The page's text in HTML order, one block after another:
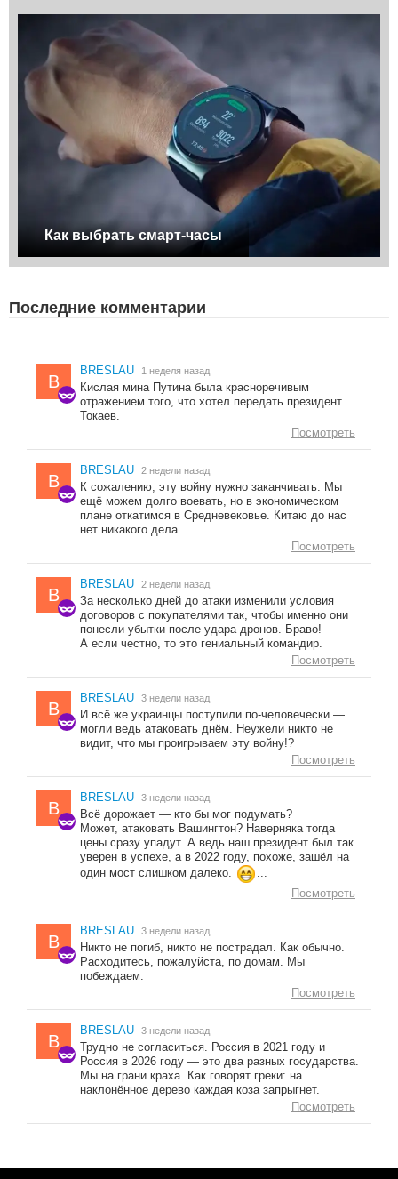
Как выбрать смарт-часы
Последние комментарии
B
BRESLAU 1 неделя назад
Кислая мина Путина была красноречивым
отражением того, что хотел передать президент
Токаев.
Посмотреть
B
BRESLAU 2 недели назад
К сожалению, эту войну нужно заканчивать. Мы
ещё можем долго воевать, но в экономическом
плане откатимся в Средневековье. Китаю до нас
нет никакого дела.
Посмотреть
B
BRESLAU 2 недели назад
За несколько дней до атаки изменили условия
договоров с покупателями так, чтобы именно они
понесли убытки после удара дронов. Браво!
А если честно, то это гениальный командир.
Посмотреть
B
BRESLAU 3 недели назад
И всё же украинцы поступили по-человечески —
могли ведь атаковать днём. Неужели никто не
видит, что мы проигрываем эту войну!?
Посмотреть
B
BRESLAU 3 недели назад
Всё дорожает — кто бы мог подумать?
Может, атаковать Вашингтон? Наверняка тогда
цены сразу упадут. А ведь наш президент был так
уверен в успехе, а в 2022 году, похоже, зашёл на
один мост слишком далеко.
...
Посмотреть
B
BRESLAU 3 недели назад
Никто не погиб, никто не пострадал. Как обычно.
Расходитесь, пожалуйста, по домам. Мы
побеждаем.
Посмотреть
B
BRESLAU 3 недели назад
Трудно не согласиться. Россия в 2021 году и
Россия в 2026 году — это два разных государства.
Мы на грани краха. Как говорят греки: на
наклонённое дерево каждая коза запрыгнет.
Посмотреть